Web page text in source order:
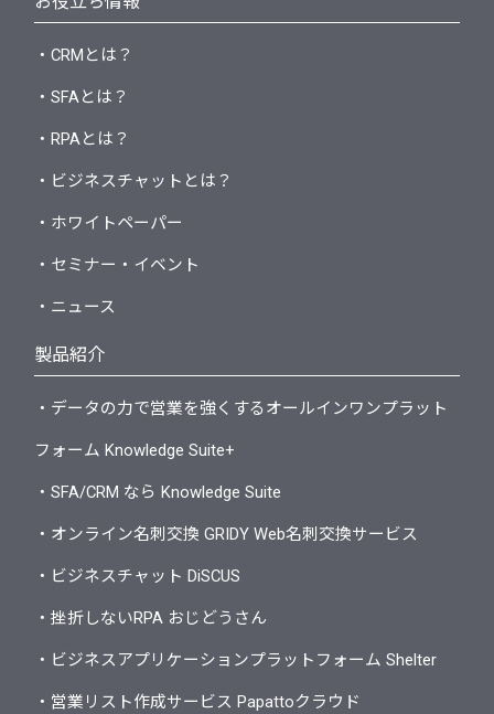
・CRMとは？
・SFAとは？
・RPAとは？
・ビジネスチャットとは？
・ホワイトペーパー
・セミナー・イベント
・ニュース
製品紹介
・データの力で営業を強くするオールインワンプラット
フォーム Knowledge Suite+
・SFA/CRM なら Knowledge Suite
・オンライン名刺交換 GRIDY Web名刺交換サービス
・ビジネスチャット DiSCUS
・挫折しないRPA おじどうさん
・ビジネスアプリケーションプラットフォーム Shelter
・営業リスト作成サービス Papattoクラウド